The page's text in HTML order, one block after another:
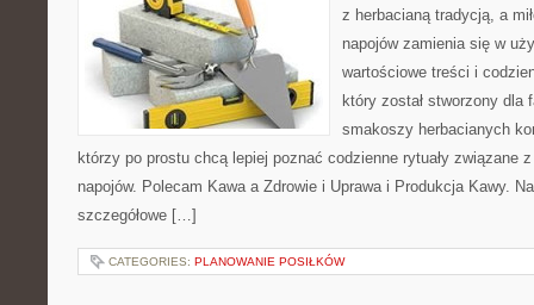
z herbacianą tradycją, a
napojów zamienia się w
wartościowe treści i
który został stworzony dla
smakoszy herbacianych
którzy po prostu chcą lepiej poznać codzienne rytuały związane
napojów. Polecam Kawa a Zdrowie i Uprawa i Produkcja Kawy.
szczegółowe […]
CATEGORIES: PLANOWANIE POSIŁKÓW